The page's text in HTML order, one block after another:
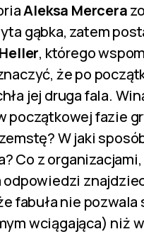
Aleksa Mercera
gąbka, zatem
, którego
że po
jej druga fala.
początkowej fazie
W jaki
Co z
fabuła nie
wciągająca) niż